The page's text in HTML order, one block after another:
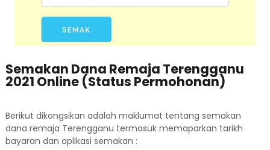
Semakan Dana Remaja Terengganu
2021 Online (Status Permohonan)
Berikut dikongsikan adalah maklumat tentang semakan
dana remaja Terengganu termasuk memaparkan tarikh
bayaran dan aplikasi semakan :